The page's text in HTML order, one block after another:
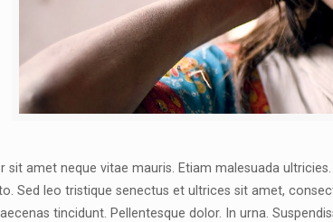
sit amet neque vitae mauris. Etiam malesuada
Sed leo tristique senectus et ultrices sit amet,
tincidunt. Pellentesque dolor. In urna.